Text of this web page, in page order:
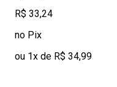
R$ 33,24
no Pix
ou 1x de R$ 34,99